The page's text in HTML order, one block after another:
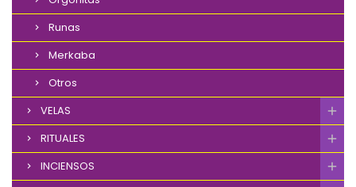
Runas
Merkaba
Otros
VELAS
RITUALES
INCIENSOS